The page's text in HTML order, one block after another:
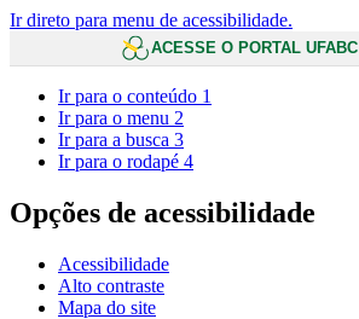
Ir direto para menu de acessibilidade.
ACESSE O PORTAL UFABC
Ir para o conteúdo 1
Ir para o menu 2
Ir para a busca 3
Ir para o rodapé 4
Opções de acessibilidade
Acessibilidade
Alto contraste
Mapa do site